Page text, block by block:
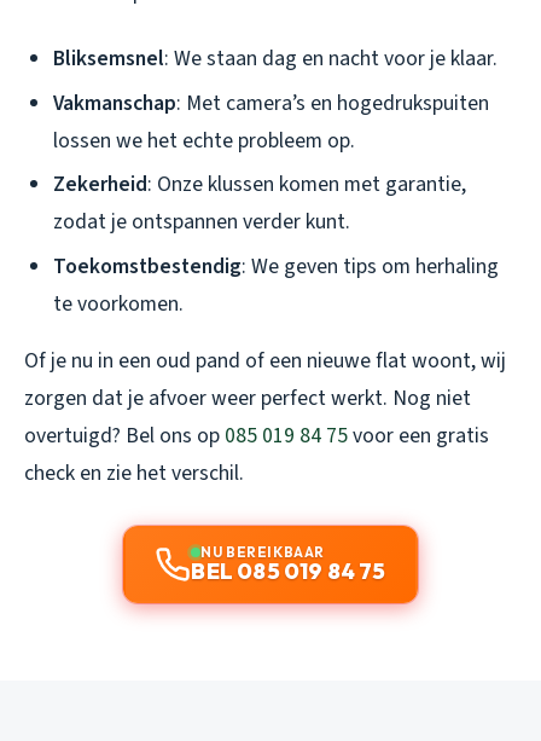
Bliksemsnel: We staan dag en nacht voor je klaar.
Vakmanschap: Met camera’s en hogedrukspuiten
lossen we het echte probleem op.
Zekerheid: Onze klussen komen met garantie,
zodat je ontspannen verder kunt.
Toekomstbestendig: We geven tips om herhaling
te voorkomen.
Of je nu in een oud pand of een nieuwe flat woont, wij
zorgen dat je afvoer weer perfect werkt. Nog niet
overtuigd? Bel ons op 085 019 84 75voor een gratis
check en zie het verschil.
NU BEREIKBAAR
BEL 085 019 84 75